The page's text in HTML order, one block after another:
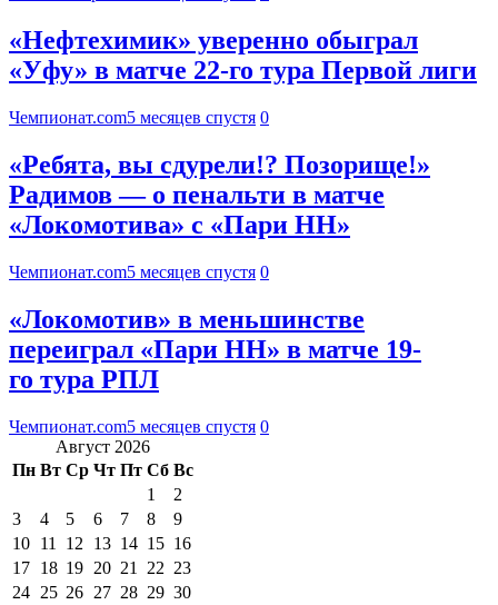
«Нефтехимик» уверенно обыграл
«Уфу» в матче 22-го тура Первой лиги
Чемпионат.com5 месяцев спустя 0
«Ребята, вы сдурели!? Позорище!»
Радимов — о пенальти в матче
«Локомотива» с «Пари НН»
Чемпионат.com5 месяцев спустя 0
«Локомотив» в меньшинстве
переиграл «Пари НН» в матче 19-
го тура РПЛ
Чемпионат.com5 месяцев спустя 0
Август 2026
Пн Вт Ср Чт Пт Сб Вс
1
2
3
4 5 6 7 8
9
10 11 12 13 14 15 16
17 18 19 20 21 22 23
24 25 26 27 28 29 30